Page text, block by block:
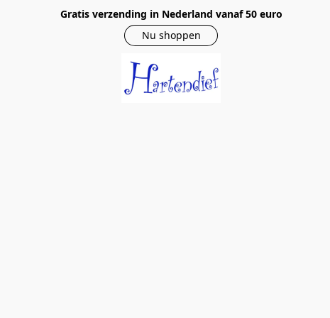
Gratis verzending in Nederland vanaf 50 euro
Nu shoppen